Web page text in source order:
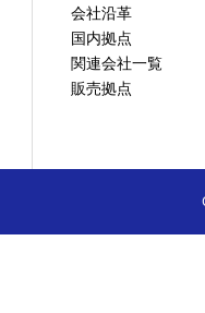
会社沿革
国内拠点
関連会社一覧
販売拠点